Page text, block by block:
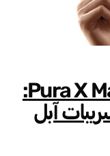
هواوي تشوّق لهاتف Pura X Max:
آبل